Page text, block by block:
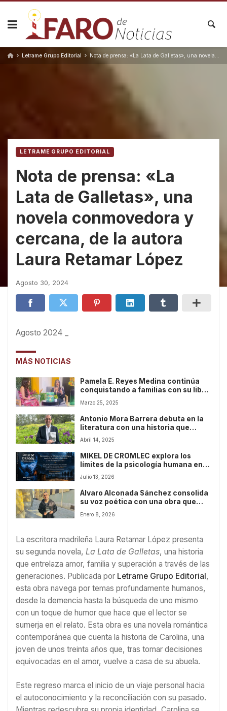
Skip
content
Letrame Grupo Editorial Nota de prensa: «La Lata de Galletas», una novela conmovedora y cercana, de la autora Laura Retamar López
LETRAME GRUPO EDITORIAL
Nota de prensa: «La
Lata de Galletas», una
novela conmovedora y
cercana, de la autora
Laura Retamar López
Agosto 30, 2024
Agosto 2024 _
MÁS NOTICIAS
Pamela E. Reyes Medina continúa
conquistando a familias con su libro
infantil sobre autenticidad y
conexión emocional
Marzo 25, 2025
Antonio Mora Barrera debuta en la
literatura con una historia que
entrelaza misterio, espiritualidad y
vidas pasadas
Abril 14, 2025
MIKEL DE CROMLEC explora los
límites de la psicología humana en
su nueva novela ‘Cola de Dragón. La
voz de Akadosh’
Julio 13, 2026
Álvaro Alconada Sánchez consolida
su voz poética con una obra que
dialoga con el lector
Enero 8, 2026
La escritora madrileña Laura Retamar López presenta
su segunda novela, La Lata de Galletas, una historia
que entrelaza amor, familia y superación a través de las
generaciones. Publicada por Letrame Grupo Editorial,
esta obra navega por temas profundamente humanos,
desde la demencia hasta la búsqueda de uno mismo
con un toque de humor que hace que el lector se
sumerja en el relato. Esta obra es una novela romántica
contemporánea que cuenta la historia de Carolina, una
joven de unos treinta años que, tras tomar decisiones
equivocadas en el amor, vuelve a casa de su abuela.
Este regreso marca el inicio de un viaje personal hacia
el autoconocimiento y la reconciliación con su pasado.